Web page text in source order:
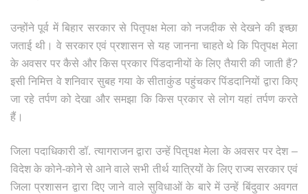
उन्होंने पूर्व में बिहार सरकार से पितृपक्ष मेला को नजदीक से देखने की इच्छा
जताई थी। वे सरकार एवं प्रशासन से यह जानना चाहते थे कि पितृपक्ष मेला
के अवसर पर कैसे और किस प्रकार पिंडदानीयों के लिए तैयारी की जाती हैं?
इसी निमित्त वे शनिवार सुबह गया के सीताकुंड पहुंचकर पिंडदानियों द्वारा किए
जा रहे तर्पण को देखा और समझा कि किस प्रकार से लोग यहां तर्पण करते
हैं।
जिला पदाधिकारी डॉ. त्यागराजन द्वारा उन्हें पितृपक्ष मेला के अवसर पर देश –
विदेश के कोने-कोने से आने वाले सभी तीर्थ यात्रियों के लिए राज्य सरकार एवं
जिला प्रशासन द्वारा दिए जाने वाले सुविधाओं के बारे में उन्हें बिंदुवार अवगत